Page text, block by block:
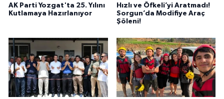
AK Parti Yozgat'ta 25. Yılını
Kutlamaya Hazırlanıyor
Hızlı ve Öfkeli’yi Aratmadı!
Sorgun’da Modifiye Araç
Şöleni!